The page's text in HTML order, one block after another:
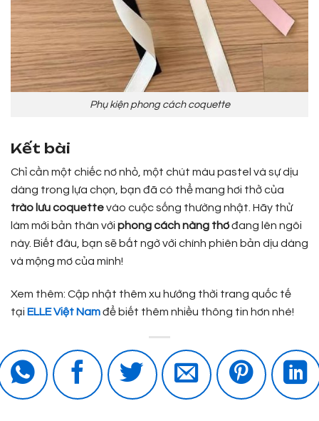
Phụ kiện phong cách coquette
Kết bài
Chỉ cần một chiếc nơ nhỏ, một chút màu pastel và sự dịu
dàng trong lựa chọn, bạn đã có thể mang hơi thở của
trào lưu coquettevào cuộc sống thường nhật. Hãy thử
làm mới bản thân với phong cách nàng thơđang lên ngôi
này. Biết đâu, bạn sẽ bất ngờ với chính phiên bản dịu dàng
và mộng mơ của mình!
Xem thêm: Cập nhật thêm xu hướng thời trang quốc tế
tại ELLE Việt Namđể biết thêm nhiều thông tin hơn nhé!